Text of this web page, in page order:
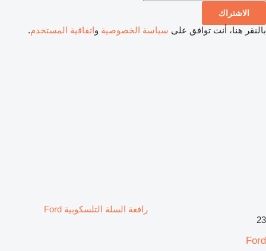
الاشتراك
بالنقر هنا، أنت توافق على سياسة الخصوصية واتفاقية المستخدم.
رافعة السلة التلسكوبية Ford
23
Ford